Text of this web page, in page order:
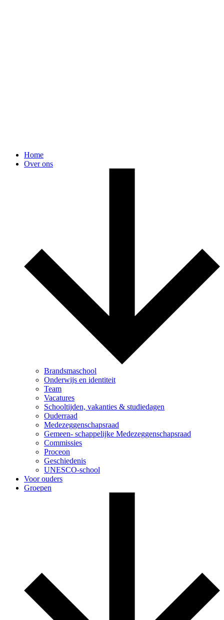
Home
Over ons
Brandsmaschool
Onderwijs en identiteit
Team
Vacatures
Schooltijden, vakanties & studiedagen
Ouderraad
Medezeggenschapsraad
Gemeen- schappelijke Medezeggenschapsraad
Commissies
Proceon
Geschiedenis
UNESCO-school
Voor ouders
Groepen